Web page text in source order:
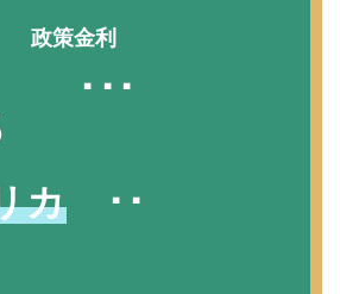
政策金利
･･･
カ
･･